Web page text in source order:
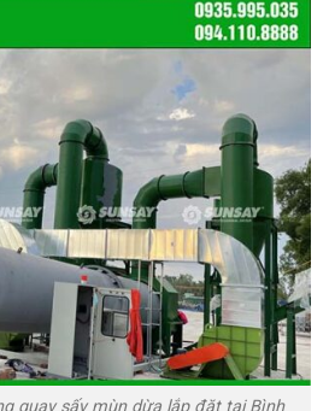
quay sấy mùn dừa lắp đặt tại Bình